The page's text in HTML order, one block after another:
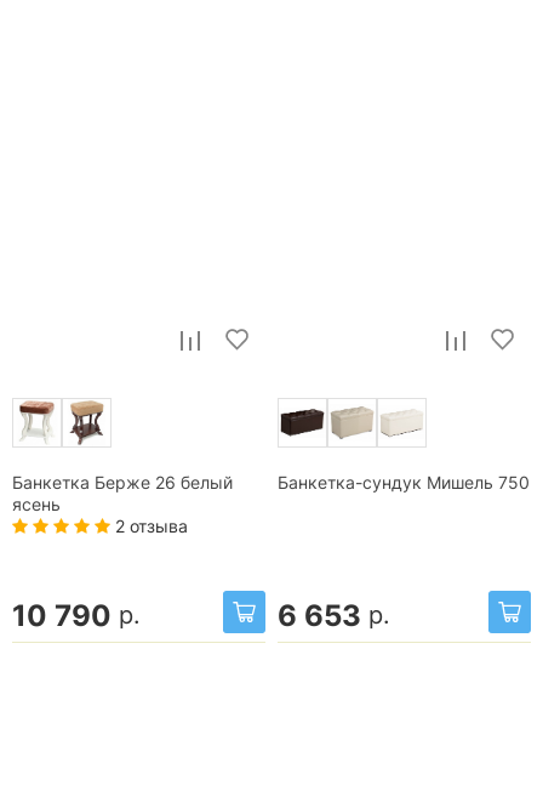
Банкетка Берже 26 белый
ясень
2 отзыва
10 790 р.
Банкетка-сундук Мишель 750
6 653 р.